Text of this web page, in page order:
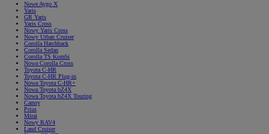
Nowe Aygo X
Yaris
GR Yaris
Yaris Cross
Nowy Yaris Cross
Nowy Urban Cruiser
Corolla Hatchback
Corolla Sedan
Corolla TS Kombi
Nowa Corolla Cross
Toyota C-HR
Toyota C-HR Plug-in
Nowa Toyota C-HR+
Nowa Toyota bZ4X
Nowa Toyota bZ4X Touring
Camry
Prius
Mirai
Nowy RAV4
Land Cruiser